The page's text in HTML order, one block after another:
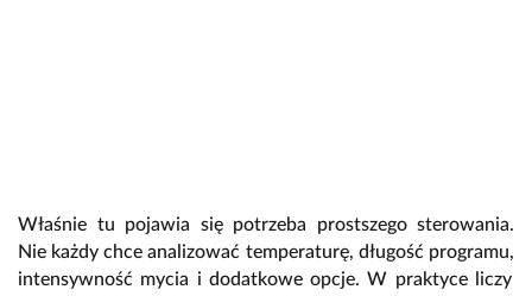
Właśnie tu pojawia się potrzeba prostszego sterowania.
Nie każdy chce analizować temperaturę, długość programu,
intensywność mycia i dodatkowe opcje. W praktyce liczy